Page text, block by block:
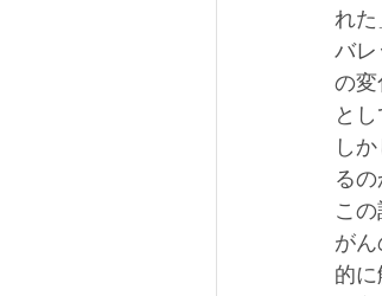
れた
バレ
の変
と
し
る
こ
が
的